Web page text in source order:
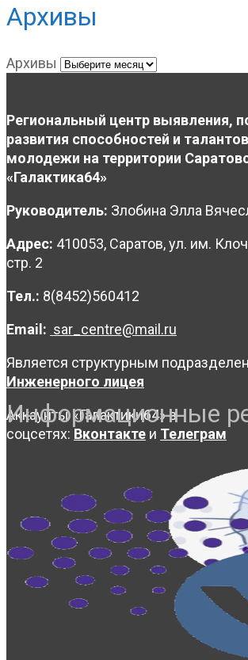
Архивы
Архивы
Региональный центр выявления,
развития способностей и
молодежи на территории
«Галактика64»
Руководитель: Злобина Элла
Адрес: 410053, Саратов, ул. им.
стр. 2
Тел.: 8(8452)560412
Email: sar_centre@mail.ru
Является структурным
Инженерного лицея
Аккаунты «Галактики64» в
соцсетях: Вконтакте и Телеграм
Информационные